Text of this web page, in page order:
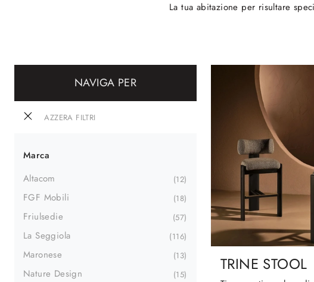
La tua abitazione per risultare
NAVIGA PER
AZZERA FILTRI
Marca
Altacom
12
FGF Mobili 18
Friulsedie 57
La Seggiola 116
Maronese 13
Nature Design 15 TRINE STOOL